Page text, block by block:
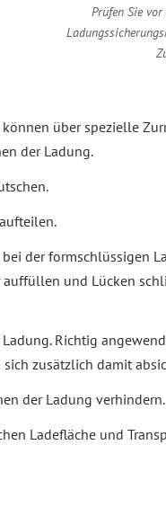
Prüfen Sie
über spezielle
der Ladung.
der formschlüssigen
und Lücken
Richtig
zusätzlich damit
der Ladung verhindern.
Ladefläche und